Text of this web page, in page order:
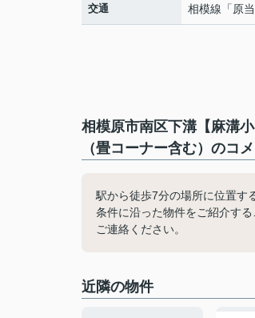
交通 相模線 「 原
相模原市南区下溝【麻溝
（畳コーナー含む）のコ
駅から徒歩7分の場所に位置す
条件に沿った物件をご紹介す
ご連絡ください。
近隣の物件